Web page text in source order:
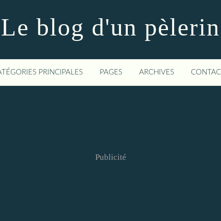
Le blog d'un pèlerin
PRINCIPALES PAGES ARCHIVES
Publicité